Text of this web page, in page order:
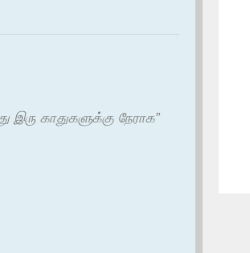
காதுகளுக்கு நேராக”